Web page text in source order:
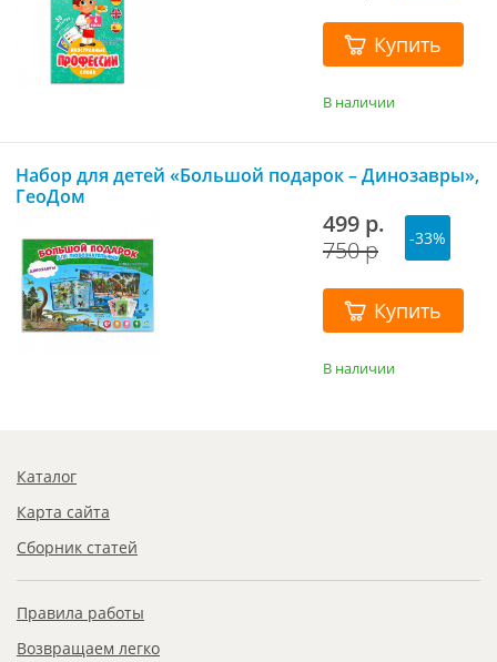
Купить
В наличии
Набор для детей «Большой подарок – Динозавры»,
ГеоДом
499 р.
750 р
-33%
Купить
В наличии
Каталог
Карта сайта
Сборник статей
Правила работы
Возвращаем легко